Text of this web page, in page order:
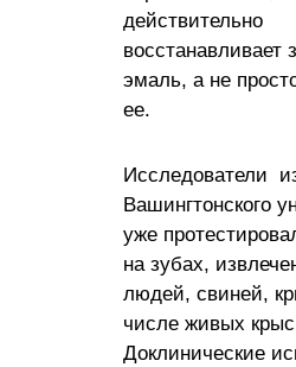
действительно
восстанавливает
эмаль, а не
ее.
Исследователи
Вашингтонского
уже
на зубах,
людей, свиней,
числе живых
Доклинические